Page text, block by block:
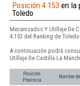
Posición 4.153 en la
Toledo
Mecanizados Y Utillaje De
4.153 del Ranking de
A continuación podrá
Utillaje De Castilla La
Posición
Provincia
Nombre